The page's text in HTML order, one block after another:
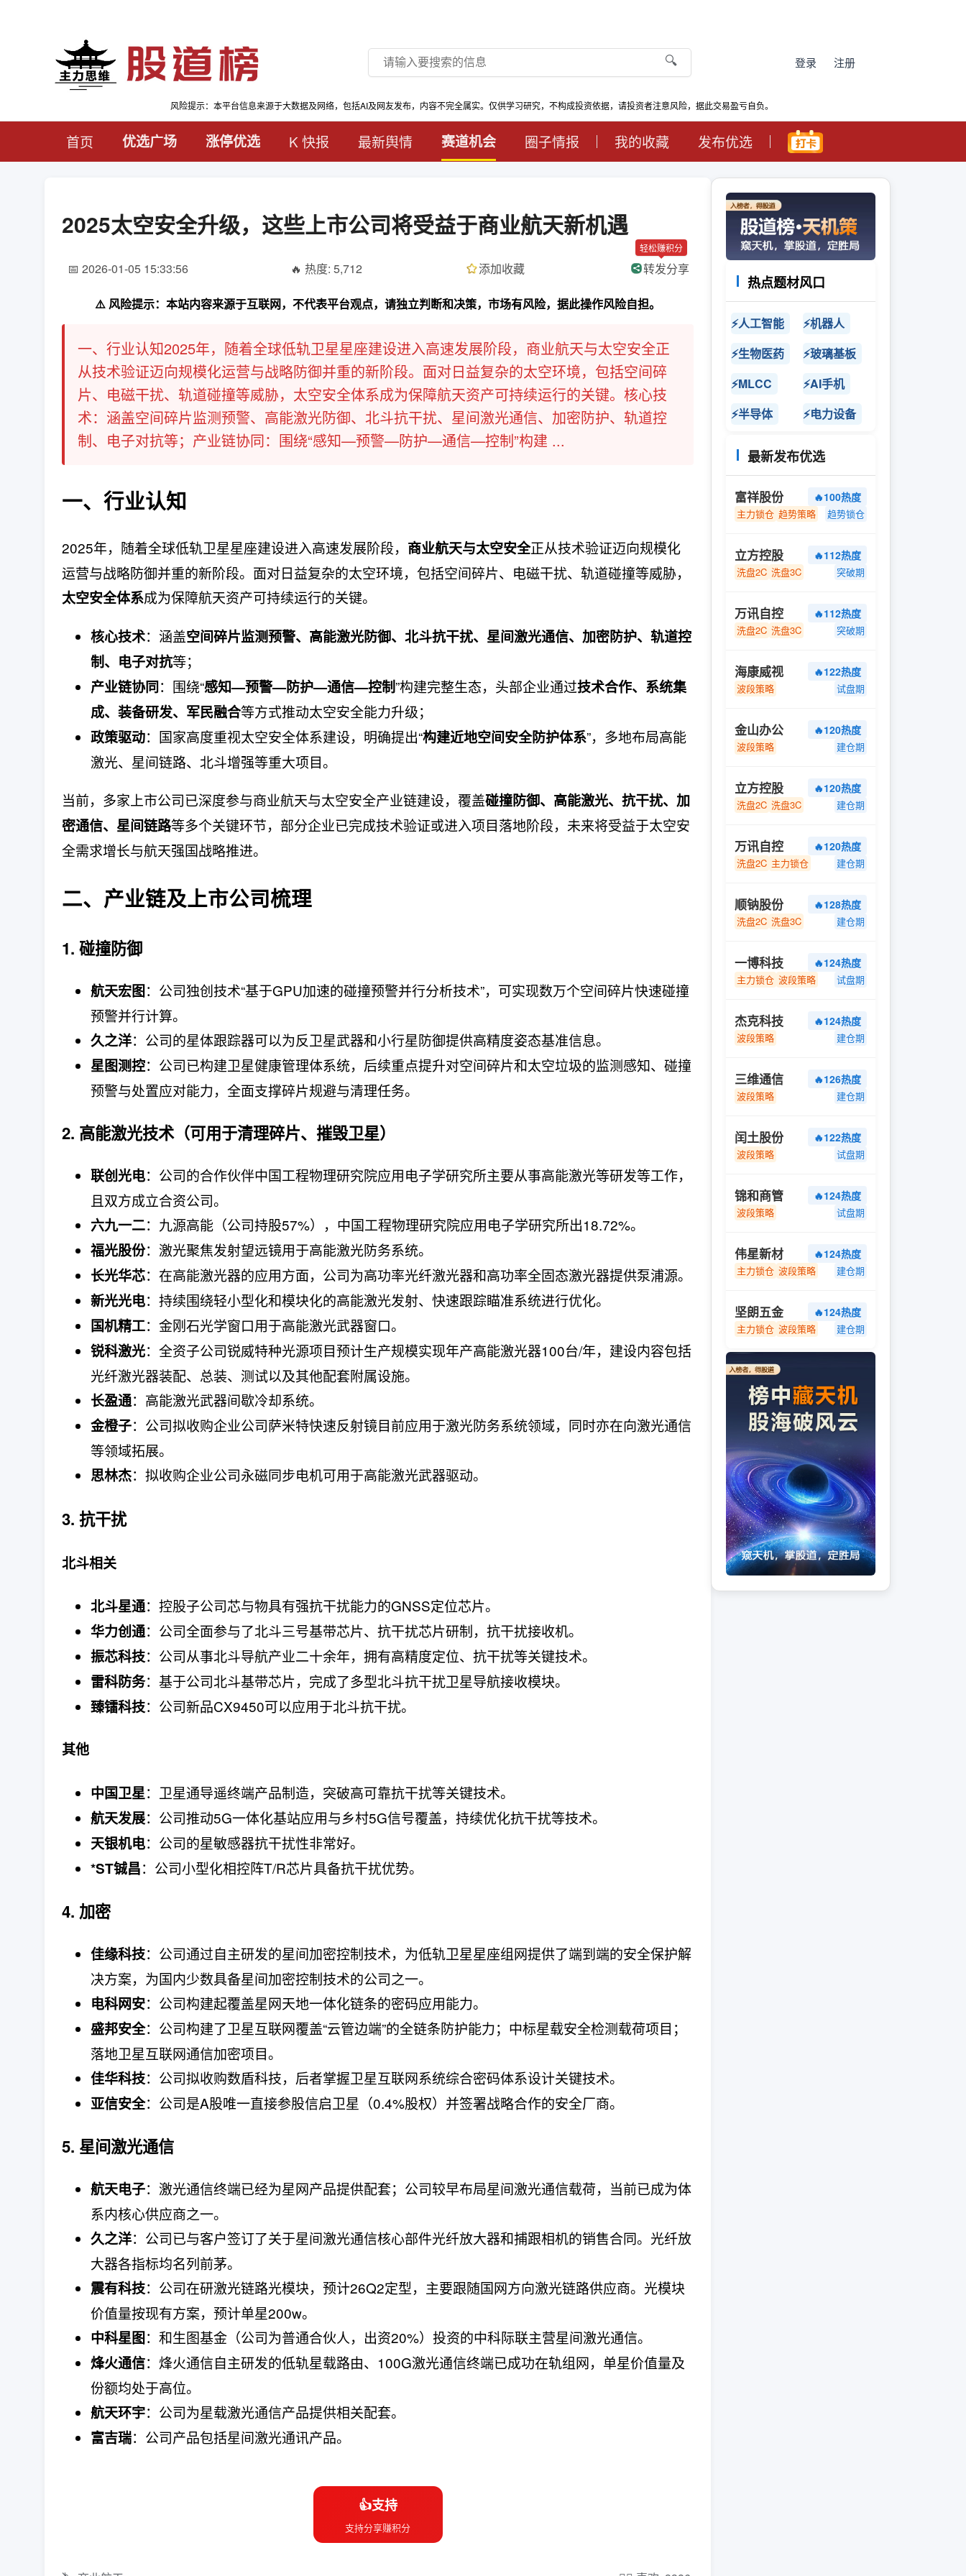
🔍 登录 注册
风险提示：本平台信息来源于大数据及网络，包括AI及网友发布，内容不完全属实。仅供学习研究，不构成投资依据，请投资者注意风险，据此交易盈亏自负。
首页 优选广场 涨停优选 K 快报 最新舆情 赛道机会 圈子情报 我的收藏 发布优选
2025太空安全升级，这些上市公司将受益于商业航天新机遇
📅 2026-01-05 15:33:56 🔥 热度: 5,712 添加收藏
轻松赚积分
转发分享
⚠️ 风险提示：本站内容来源于互联网，不代表平台观点，请独立判断和决策，市场有风险，据此操作风险自担。
一、行业认知2025年，随着全球低轨卫星星座建设进入高速发展阶段，商业航天与太空安全正
从技术验证迈向规模化运营与战略防御并重的新阶段。面对日益复杂的太空环境，包括空间碎
片、电磁干扰、轨道碰撞等威胁，太空安全体系成为保障航天资产可持续运行的关键。核心技
术：涵盖空间碎片监测预警、高能激光防御、北斗抗干扰、星间激光通信、加密防护、轨道控
制、电子对抗等；产业链协同：围绕“感知—预警—防护—通信—控制”构建 ...
一、行业认知
2025年，随着全球低轨卫星星座建设进入高速发展阶段， 商业航天与太空安全正从技术验证迈向规模化
运营与战略防御并重的新阶段。面对日益复杂的太空环境，包括空间碎片、电磁干扰、轨道碰撞等威胁，
太空安全体系成为保障航天资产可持续运行的关键。
核心技术：涵盖空间碎片监测预警、高能激光防御、北斗抗干扰、星间激光通信、加密防护、轨道控
制、电子对抗等；
产业链协同：围绕“感知—预警—防护—通信—控制”构建完整生态，头部企业通过技术合作、系统集
成、装备研发、军民融合等方式推动太空安全能力升级；
政策驱动：国家高度重视太空安全体系建设，明确提出“构建近地空间安全防护体系”，多地布局高能
激光、星间链路、北斗增强等重大项目。
当前，多家上市公司已深度参与商业航天与太空安全产业链建设，覆盖碰撞防御、高能激光、抗干扰、加
密通信、星间链路等多个关键环节，部分企业已完成技术验证或进入项目落地阶段，未来将受益于太空安
全需求增长与航天强国战略推进。
二、产业链及上市公司梳理
1. 碰撞防御
航天宏图：公司独创技术“基于GPU加速的碰撞预警并行分析技术”，可实现数万个空间碎片快速碰撞
预警并行计算。
久之洋：公司的星体跟踪器可以为反卫星武器和小行星防御提供高精度姿态基准信息。
星图测控：公司已构建卫星健康管理体系统，后续重点提升对空间碎片和太空垃圾的监测感知、碰撞
预警与处置应对能力，全面支撑碎片规避与清理任务。
2. 高能激光技术（可用于清理碎片、摧毁卫星）
联创光电：公司的合作伙伴中国工程物理研究院应用电子学研究所主要从事高能激光等研发等工作，
且双方成立合资公司。
六九一二：九源高能（公司持股57%），中国工程物理研究院应用电子学研究所出18.72%。
福光股份：激光聚焦发射望远镜用于高能激光防务系统。
长光华芯：在高能激光器的应用方面，公司为高功率光纤激光器和高功率全固态激光器提供泵浦源。
新光光电：持续围绕轻小型化和模块化的高能激光发射、快速跟踪瞄准系统进行优化。
国机精工：金刚石光学窗口用于高能激光武器窗口。
锐科激光：全资子公司锐威特种光源项目预计生产规模实现年产高能激光器100台/年，建设内容包括
光纤激光器装配、总装、测试以及其他配套附属设施。
长盈通：高能激光武器间歇冷却系统。
金橙子：公司拟收购企业公司萨米特快速反射镜目前应用于激光防务系统领域，同时亦在向激光通信
等领域拓展。
思林杰：拟收购企业公司永磁同步电机可用于高能激光武器驱动。
3. 抗干扰
北斗相关
北斗星通：控股子公司芯与物具有强抗干扰能力的GNSS定位芯片。
华力创通：公司全面参与了北斗三号基带芯片、抗干扰芯片研制，抗干扰接收机。
振芯科技：公司从事北斗导航产业二十余年，拥有高精度定位、抗干扰等关键技术。
雷科防务：基于公司北斗基带芯片，完成了多型北斗抗干扰卫星导航接收模块。
臻镭科技：公司新品CX9450可以应用于北斗抗干扰。
其他
中国卫星：卫星通导遥终端产品制造，突破高可靠抗干扰等关键技术。
航天发展：公司推动5G一体化基站应用与乡村5G信号覆盖，持续优化抗干扰等技术。
天银机电：公司的星敏感器抗干扰性非常好。
*ST铖昌：公司小型化相控阵T/R芯片具备抗干扰优势。
4. 加密
佳缘科技：公司通过自主研发的星间加密控制技术，为低轨卫星星座组网提供了端到端的安全保护解
决方案，为国内少数具备星间加密控制技术的公司之一。
电科网安：公司构建起覆盖星网天地一体化链条的密码应用能力。
盛邦安全：公司构建了卫星互联网覆盖“云管边端”的全链条防护能力；中标星载安全检测载荷项目；
落地卫星互联网通信加密项目。
佳华科技：公司拟收购数盾科技，后者掌握卫星互联网系统综合密码体系设计关键技术。
亚信安全：公司是A股唯一直接参股信启卫星（0.4%股权）并签署战略合作的安全厂商。
5. 星间激光通信
航天电子：激光通信终端已经为星网产品提供配套；公司较早布局星间激光通信载荷，当前已成为体
系内核心供应商之一。
久之洋：公司已与客户签订了关于星间激光通信核心部件光纤放大器和捕跟相机的销售合同。光纤放
大器各指标均名列前茅。
震有科技：公司在研激光链路光模块，预计26Q2定型，主要跟随国网方向激光链路供应商。光模块
价值量按现有方案，预计单星200w。
中科星图：和生图基金（公司为普通合伙人，出资20%）投资的中科际联主营星间激光通信。
烽火通信：烽火通信自主研发的低轨星载路由、100G激光通信终端已成功在轨组网，单星价值量及
份额均处于高位。
航天环宇：公司为星载激光通信产品提供相关配套。
富吉瑞：公司产品包括星间激光通讯产品。
👍支持
支持分享赚积分
热点题材风口
⚡人工智能
⚡机器人
⚡生物医药
⚡玻璃基板
⚡MLCC
⚡AI手机
⚡半导体
⚡电力设备
最新发布优选
富祥股份 🔥100热度
主力锁仓 趋势策略 趋势锁仓
立方控股 🔥112热度
洗盘2C 洗盘3C 突破期
万讯自控 🔥112热度
洗盘2C 洗盘3C 突破期
海康威视 🔥122热度
波段策略 试盘期
金山办公 🔥120热度
波段策略 建仓期
立方控股 🔥120热度
洗盘2C 洗盘3C 建仓期
万讯自控 🔥120热度
洗盘2C 主力锁仓 建仓期
顺钠股份 🔥128热度
洗盘2C 洗盘3C 建仓期
一博科技 🔥124热度
主力锁仓 波段策略 试盘期
杰克科技 🔥124热度
波段策略 建仓期
三维通信 🔥126热度
波段策略 建仓期
闰土股份 🔥122热度
波段策略 试盘期
锦和商管 🔥124热度
波段策略 试盘期
伟星新材 🔥124热度
主力锁仓 波段策略 建仓期
坚朗五金 🔥124热度
主力锁仓 波段策略 建仓期